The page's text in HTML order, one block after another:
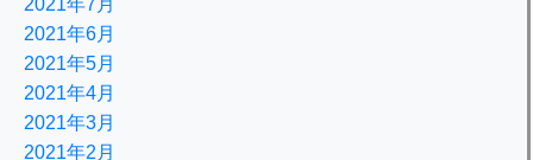
2021年7月
2021年6月
2021年5月
2021年4月
2021年3月
2021年2月